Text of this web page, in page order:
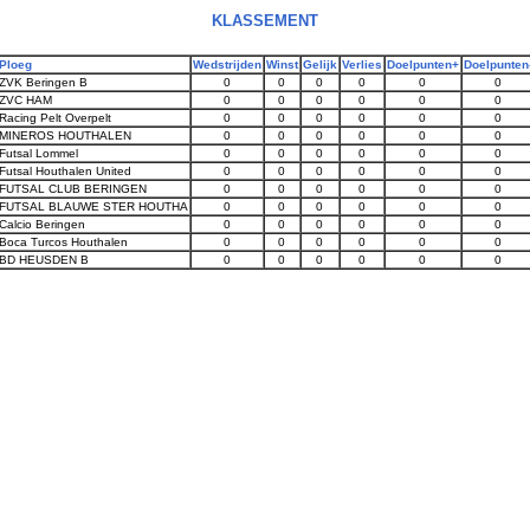
KLASSEMENT
Ploeg Wedstrijden Winst Gelijk Verlies Doelpunten+
ZVK Beringen B 0 0 0 0 0 0
ZVC HAM 0 0 0 0 0 0
Racing Pelt Overpelt 0 0 0 0 0 0
MINEROS HOUTHALEN 0 0 0 0 0 0
Futsal Lommel 0 0 0 0 0 0
Futsal Houthalen United 0 0 0 0 0 0
FUTSAL CLUB BERINGEN 0 0 0 0 0 0
FUTSAL BLAUWE STER HOUTHA 0 0 0 0 0 0
Calcio Beringen 0 0 0 0 0 0
Boca Turcos Houthalen 0 0 0 0 0 0
BD HEUSDEN B 0 0 0 0 0 0